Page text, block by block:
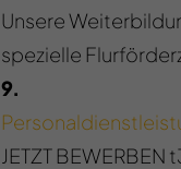
Unsere
spezielle
9.
JETZT